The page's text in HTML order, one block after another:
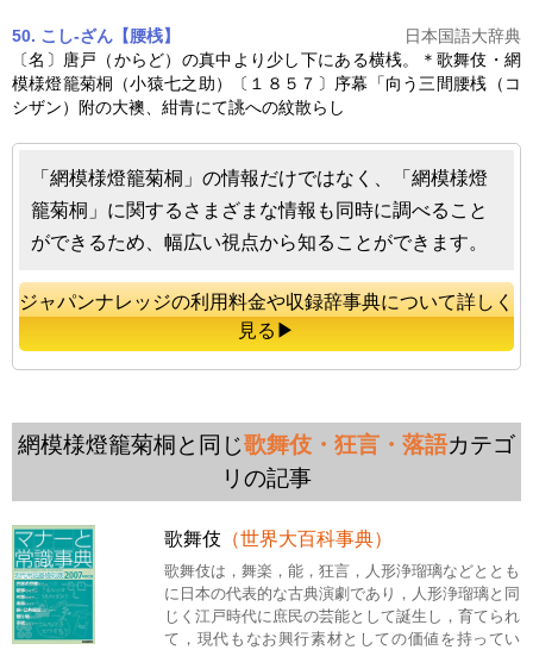
50. こし‐ざん【腰桟】
日本国語大辞典
〔名〕唐戸（からど）の真中より少し下にある横桟。＊歌舞伎・ 網
模様燈籠菊桐 （小猿七之助）〔１８５７〕序幕「向う三間腰桟（コ
シザン）附の大襖、紺青にて誂への紋散らし
「網模様燈籠菊桐」の情報だけではなく、「網模様燈
籠菊桐」に関するさまざまな情報も同時に調べること
ができるため、幅広い視点から知ることができます。
ジャパンナレッジの利用料金や収録辞事典について詳しく
見る▶
網模様燈籠菊桐と同じ歌舞伎・狂言・落語カテゴ
リの記事
歌舞伎 （世界大百科事典）
歌舞伎は，舞楽，能，狂言，人形浄瑠璃などととも
に日本の代表的な古典演劇であり，人形浄瑠璃と同
じく江戸時代に庶民の芸能として誕生し，育てられ
て，現代もなお興行素材としての価値を持ってい